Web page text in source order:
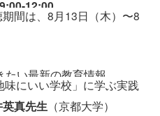
12:00
間は、8月13日（木）〜8
い最新の教育情報
にいい学校」に学ぶ実践
真先生 （京都大学）